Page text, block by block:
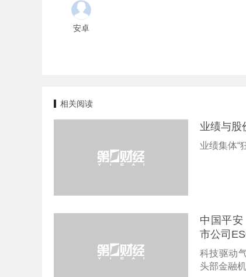
安卓
相关阅读
业绩与股
业绩集体“
中国平安
市公司
科技驱动
头部金融机